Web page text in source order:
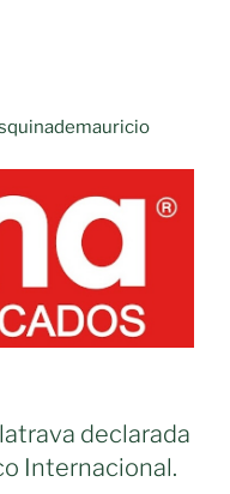
declarada
Internacional.